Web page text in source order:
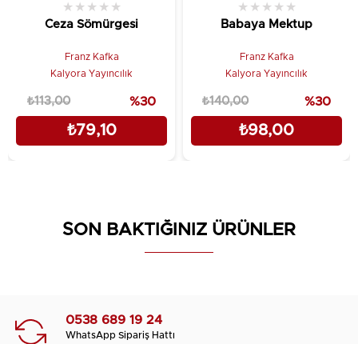
Ceza Sömürgesi
★ ★ ★ ★ ★
Franz Kafka
Kalyora Yayıncılık
₺79,10
₺113,00 %30
Babaya Mektup
★ ★ ★ ★ ★
Franz Kafka
Kalyora Yayıncılık
₺98,00
₺140,00 %30
SON BAKTIĞINIZ ÜRÜNLER
0538 689 19 24
WhatsApp Sipariş Hattı